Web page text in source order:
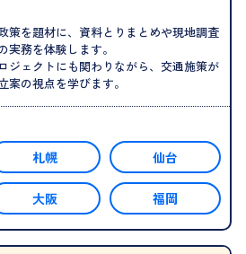
策を題材に、資料とりまとめや現地調査
実務を体験します。
ジェクトにも関わりながら、交通施策が
の視点を学びます。
札幌 仙台
大阪 福岡